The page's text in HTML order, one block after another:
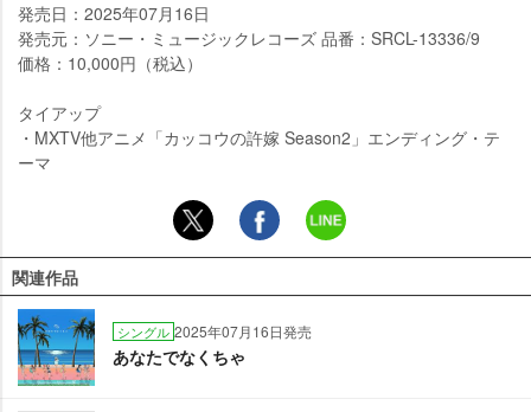
発売日：2025年07月16日
発売元：ソニー・ミュージックレコーズ 品番：SRCL-13336/9
価格：10,000円（税込）
タイアップ
・MXTV他アニメ「カッコウの許嫁 Season2」エンディング・テ
ーマ
関連作品
シングル 2025年07月16日発売
あなたでなくちゃ